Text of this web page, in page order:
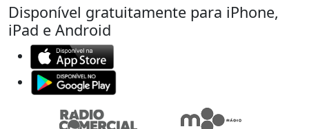
Disponível gratuitamente para iPhone,
iPad e Android